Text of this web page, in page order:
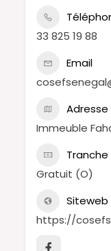
33 825 19 88
Email
Adresse
Immeuble
Gratuit (O)
Siteweb
https://